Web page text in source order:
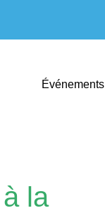
Événements
la